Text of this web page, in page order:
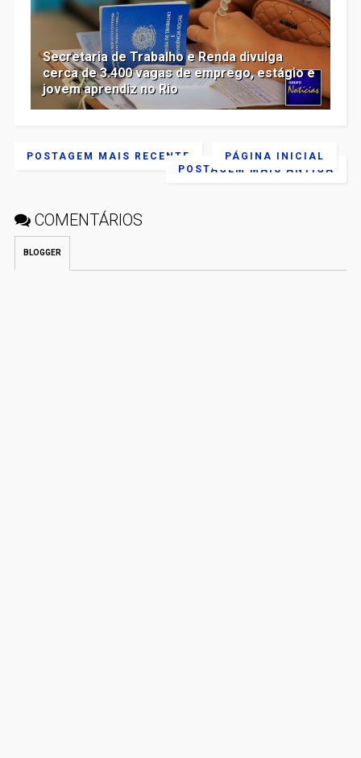
Secretaria de Trabalho e Renda divulga
cerca de 3.400 vagas de emprego, estágio e
jovem aprendiz no Rio
POSTAGEM MAIS RECENTE
POSTAGEM MAIS ANTIGA
PÁGINA INICIAL
COMENTÁRIOS
BLOGGER